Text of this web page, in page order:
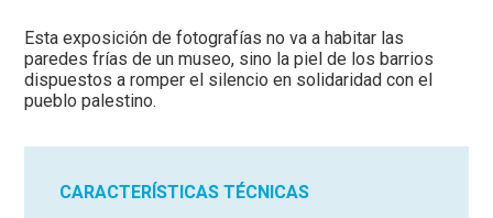
Esta exposición de fotografías no va a habitar las
paredes frías de un museo, sino la piel de los barrios
dispuestos a romper el silencio en solidaridad con el
pueblo palestino.
CARACTERÍSTICAS TÉCNICAS